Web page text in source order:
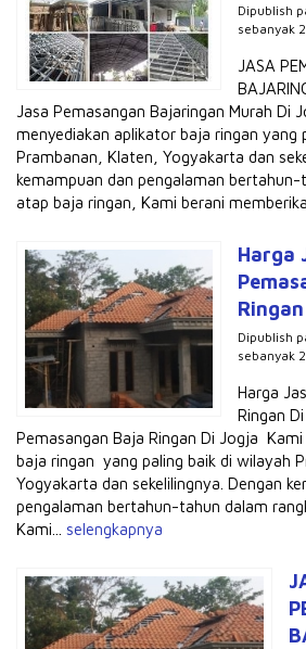
Dipublish
sebanyak
JASA
Jasa Pemasangan Bajaringan Murah Di
menyediakan aplikator baja ringan yang
Prambanan, Klaten, Yogyakarta dan
kemampuan dan pengalaman bertahun-
atap baja ringan, Kami berani
Harga
Dipublish
sebanyak
Harga
Ringan
Pemasangan Baja Ringan Di Jogja
baja ringan yang paling baik di wilayah
Yogyakarta dan sekelilingnya. Dengan
pengalaman bertahun-tahun dalam
Kami... selengkapnya